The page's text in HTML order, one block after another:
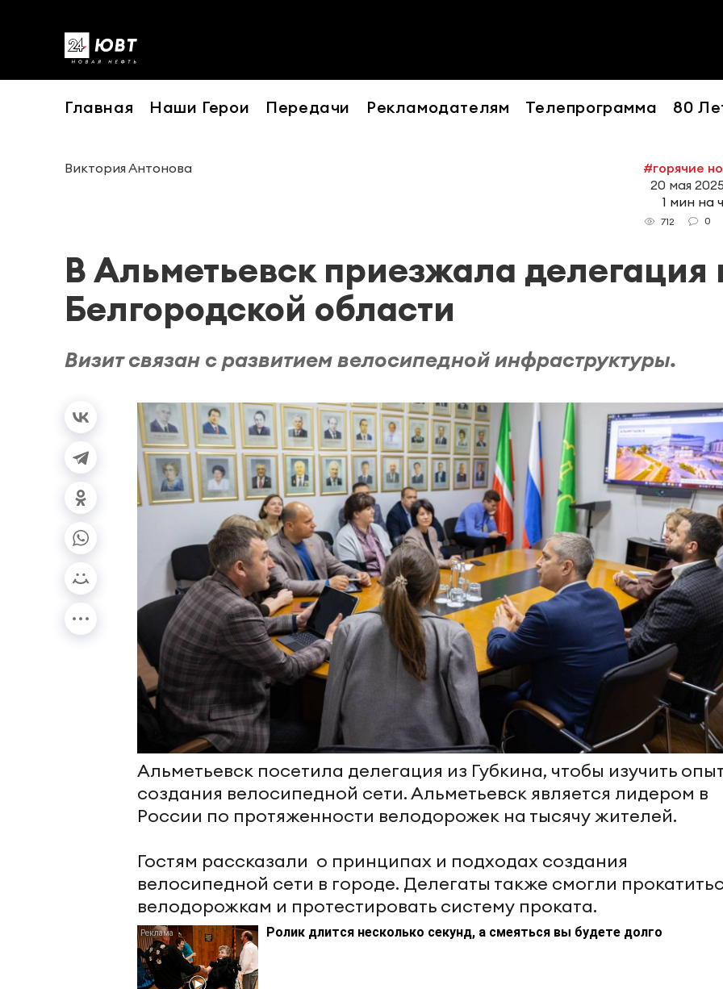
Главная Наши Герои Передачи Рекламодателям Телепрограмма 80
Виктория Антонова
#горячие
20 мая
1 мин на
712 0
В Альметьевск приезжала делегация
Белгородской области
Визит связан с развитием велосипедной инфраструктуры.
Альметьевск посетила делегация из Губкина, чтобы изучить
создания велосипедной сети. Альметьевск является лидером в
России по протяженности велодорожек на тысячу жителей.
Гостям рассказали о принципах и подходах создания
велосипедной сети в городе. Делегаты также смогли
велодорожкам и протестировать систему проката.
Ролик длится несколько секунд, а смеяться вы будете долго